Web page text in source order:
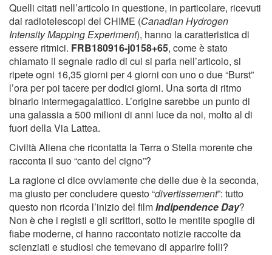
Quelli citati nell’articolo in questione, in particolare, ricevuti
dai radiotelescopi del CHIME (Canadian Hydrogen
Intensity Mapping Experiment), hanno la caratteristica di
essere ritmici. FRB180916-j0158+65, come è stato
chiamato il segnale radio di cui si parla nell’articolo, si
ripete ogni 16,35 giorni per 4 giorni con uno o due “Burst”
l’ora per poi tacere per dodici giorni. Una sorta di ritmo
binario intermegagalattico. L’origine sarebbe un punto di
una galassia a 500 milioni di anni luce da noi, molto al di
fuori della Via Lattea.
Civiltà Aliena che ricontatta la Terra o Stella morente che
racconta il suo “canto del cigno”?
La ragione ci dice ovviamente che delle due è la seconda,
ma giusto per concludere questo “divertissement”: tutto
questo non ricorda l’inizio del filmIndipendence Day?
Non è che i registi e gli scrittori, sotto le mentite spoglie di
fiabe moderne, ci hanno raccontato notizie raccolte da
scienziati e studiosi che temevano di apparire folli?